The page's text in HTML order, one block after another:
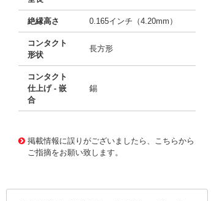
絶縁高さ 0.165インチ（4.20mm）
コンタクト
形状
長方形
コンタクト
仕上げ - 嵌
合
錫
掲載情報に誤りがございましたら、こちらから
ご指摘をお願い致します。